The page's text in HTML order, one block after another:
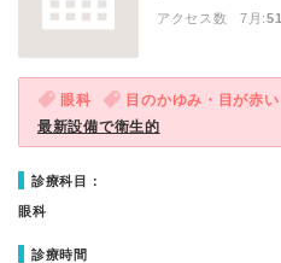
アクセス数 7月:51
眼科 目のかゆみ・目が赤い
最新設備で衛生的
診療科目：
眼科
診療時間